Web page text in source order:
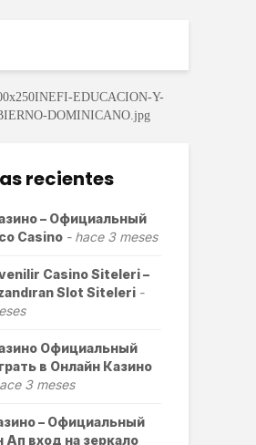
recientes
– Официальный
Casino
hace 3 meses
Casino Siteleri –
Slot Siteleri
Официальный
в Онлайн Казино
3 meses
– Официальный
Ап вход на зеркало